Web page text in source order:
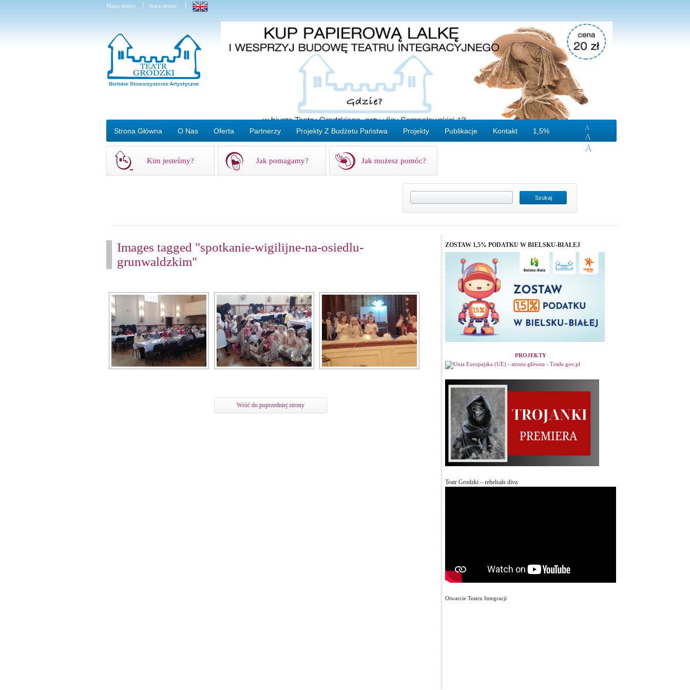
Mapa strony Stara strona
Strona Główna O Nas Oferta Partnerzy Projekty Z Budżetu Państwa Projekty Publikacje Kontakt 1,5% A
A
A
Kim jesteśmy? Jak pomagamy? Jak możesz pomóc?
Images tagged "spotkanie-wigilijne-na-osiedlu-
grunwaldzkim"
Wróć do poprzedniej strony
ZOSTAW 1,5% PODATKU W BIELSKU-BIAŁEJ
PROJEKTY
Teatr Grodzki – rehelsals diva
Otwarcie Teatru Integracji